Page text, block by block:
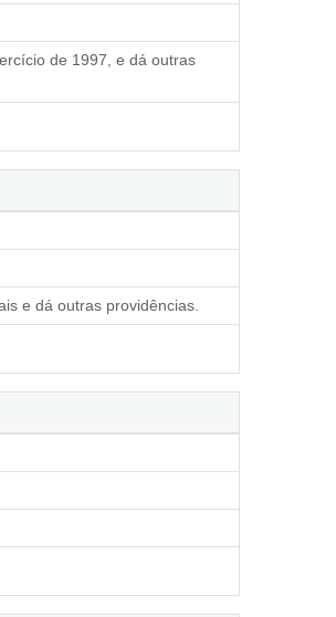
de 1997, e dá outras
e dá outras providências.